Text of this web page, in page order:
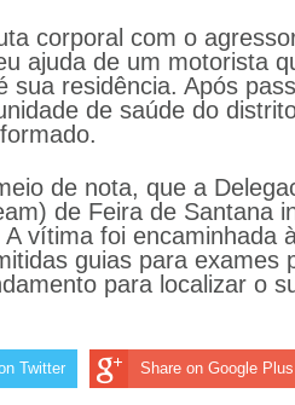
corporal com o
ajuda de um motorista
sua residência. Após
de saúde do
de nota, que a
de Feira de Santana
vítima foi encaminhada
guias para exames
para localizar o
Twitter Share on Google Plus